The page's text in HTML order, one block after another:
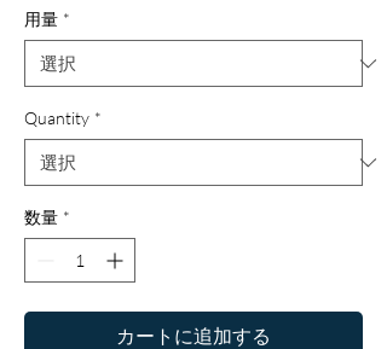
用量 *
Quantity *
数量 *
カートに追加する